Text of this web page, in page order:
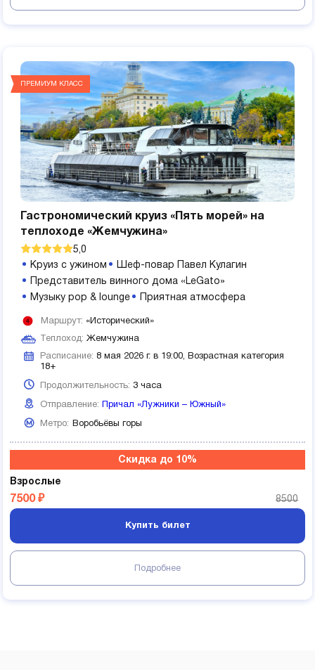
ПРЕМИУМ КЛАСС
Гастрономический круиз «Пять морей» на
теплоходе «Жемчужина»
5,0
Круиз с ужином
Шеф-повар Павел Кулагин
Представитель винного дома «LeGato»
Музыку pop & lounge
Приятная атмосфера
Маршрут: «Исторический»
Теплоход: Жемчужина
Расписание: 8 мая 2026 г. в 19:00, Возрастная категория
18+
Продолжительность: 3 часа
Отправление: Причал «Лужники – Южный»
Метро: Воробьёвы горы
Скидка до 10%
Взрослые
8500
7500 ₽
Купить билет
Подробнее